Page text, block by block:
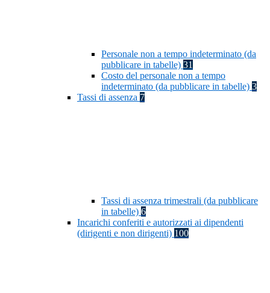
Personale non a tempo indeterminato (da
pubblicare in tabelle) 31
Costo del personale non a tempo
indeterminato (da pubblicare in tabelle) 3
Tassi di assenza 7
Tassi di assenza trimestrali (da pubblicare
in tabelle) 6
Incarichi conferiti e autorizzati ai dipendenti
(dirigenti e non dirigenti) 100